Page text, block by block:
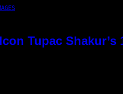
Tupac